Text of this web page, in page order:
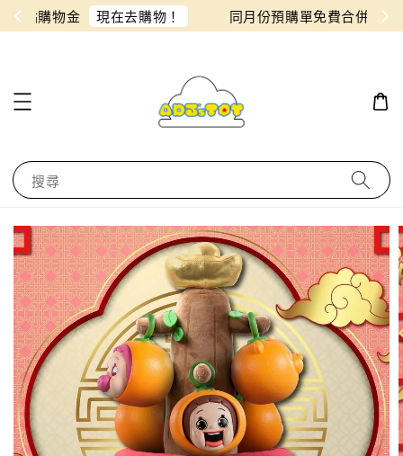
！ 同月份預購單免費合併！只需付一筆運費
搜尋